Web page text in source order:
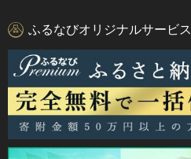
ふるなびオリジナルサービス